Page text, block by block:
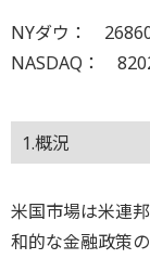
NYダウ：
NASDAQ：
1.概況
米国市場は米連
和的な金融政策